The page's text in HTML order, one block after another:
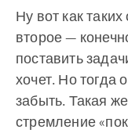
Ну вот как
второе —
поставить
хочет. Но тогда
забыть. Такая
стремление